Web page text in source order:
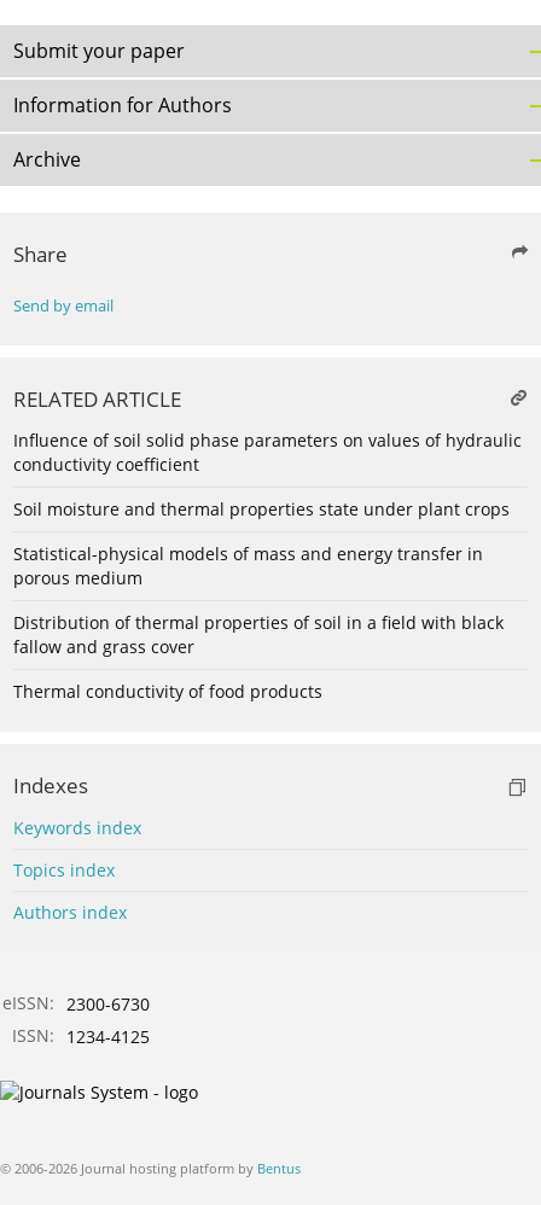
Submit your paper
Information for Authors
Archive
Share
Send by email
RELATED ARTICLE
Influence of soil solid phase parameters on values of hydraulic
conductivity coefficient
Soil moisture and thermal properties state under plant crops
Statistical-physical models of mass and energy transfer in
porous medium
Distribution of thermal properties of soil in a field with black
fallow and grass cover
Thermal conductivity of food products
Indexes
Keywords index
Topics index
Authors index
eISSN: 2300-6730
ISSN:
1234-4125
© 2006-2026 Journal hosting platform by Bentus